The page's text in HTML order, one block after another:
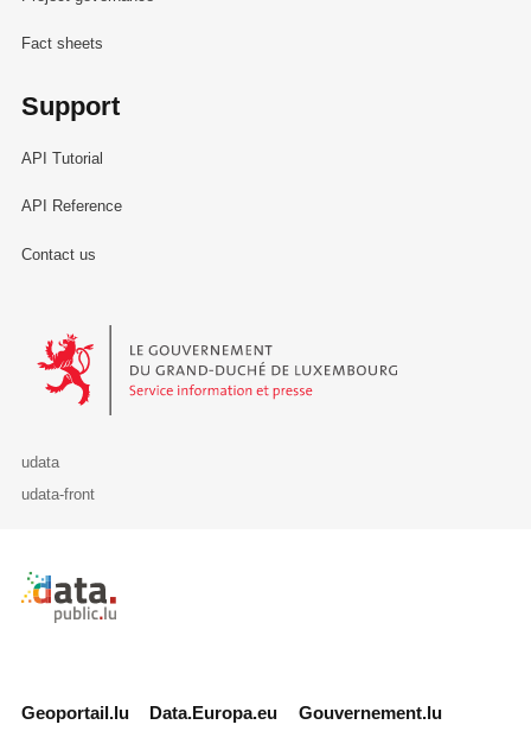
Fact sheets
Support
API Tutorial
API Reference
Contact us
Le Gouvernement du Grand-Duché de Luxembourg - Service
udata
udata-front
Retour à l'accueil de data.public.lu
Geoportail.lu Data.Europa.eu Gouvernement.lu